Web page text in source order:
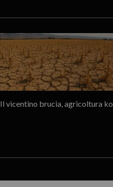
Il vicentino brucia, agricoltura ko